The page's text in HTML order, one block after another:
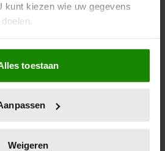
kunt kiezen wie uw gegevens
we ook graag:
over uw geografische
paar meter nauwkeurig kan zijn
eigenschappen (fingerprinting)
in het
toestaan
Weigeren